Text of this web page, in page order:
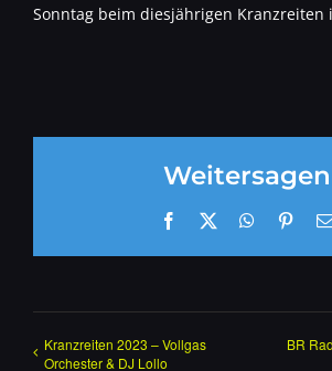
Sonntag beim diesjährigen Kranzreiten
Weitersagen
Facebook WhatsApp
Kranzreiten 2023 – Vollgas
Orchester & DJ Lollo
BR